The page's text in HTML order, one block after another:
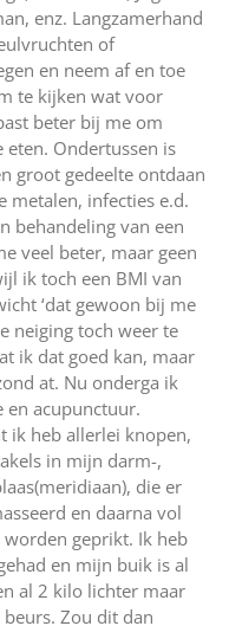
enz. Langzamerhand
of
en neem af en toe
te kijken wat voor
beter bij me om
eten. Ondertussen is
groot gedeelte ontdaan
metalen, infecties e.d.
behandeling van een
veel beter, maar geen
ik toch een BMI van
‘dat gewoon bij me
neiging toch weer te
ik dat goed kan, maar
at. Nu onderga ik
en acupunctuur.
ik heb allerlei knopen,
in mijn darm-,
die er
en daarna vol
geprikt. Ik heb
en mijn buik is al
al 2 kilo lichter maar
Zou dit dan